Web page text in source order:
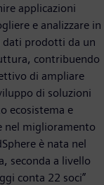
applicazioni
e analizzare in
dati prodotti da un
contribuendo
di ampliare
di soluzioni
ecosistema e
nel miglioramento
è nata nel
seconda a livello
conta 22 soci”